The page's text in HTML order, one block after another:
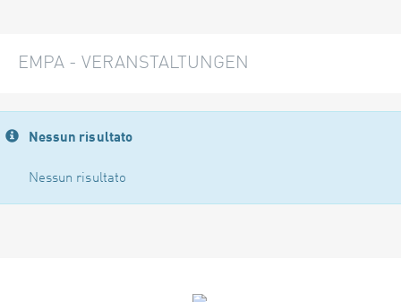
EMPA - VERANSTALTUNGEN
Nessun risultato
Nessun risultato